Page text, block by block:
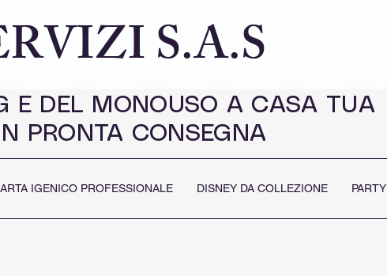
S.A.S
E DEL MONOUSO A CASA TUA
PRONTA CONSEGNA
IGENICO PROFESSIONALE DISNEY DA COLLEZIONE PARTY